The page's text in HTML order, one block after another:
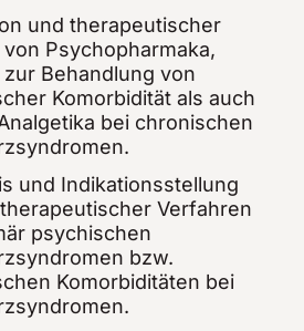
und therapeutischer
von Psychopharmaka,
Behandlung von
Komorbidität als auch
bei chronischen
und Indikationsstellung
Verfahren
psychischen
bzw.
Komorbiditäten bei